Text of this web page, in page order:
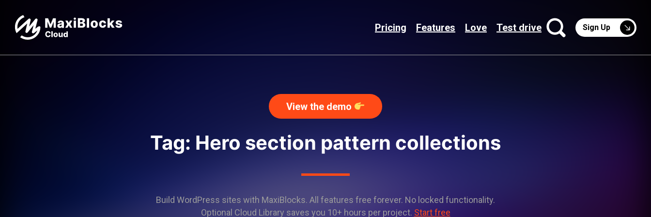
Pricing Features Love Test drive Sign Up
View the demo
Tag: Hero section pattern collections
Build WordPress sites with MaxiBlocks. All features free forever. No locked functionality.
Optional Cloud Library saves you 10+ hours per project. Start free